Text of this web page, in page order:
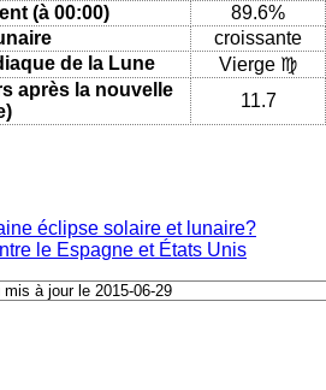
(à 00:00)
89.6%
croissante
de la Lune
Vierge ♍
après la nouvelle
11.7
éclipse solaire et lunaire?
le Espagne et États Unis
mis à jour le 2015-06-29